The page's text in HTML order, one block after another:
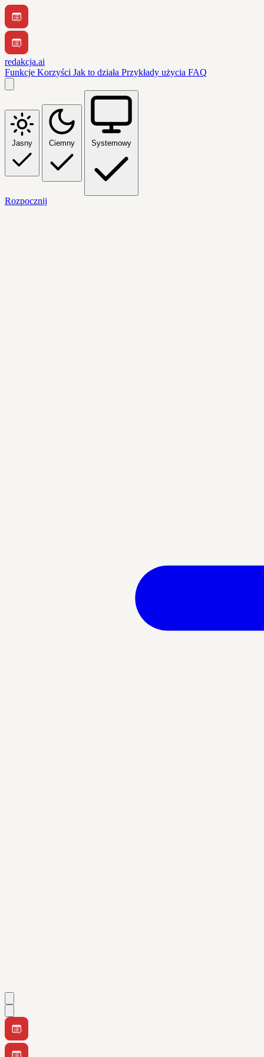
redakcja.ai
Funkcje Korzyści Jak to działa Przykłady użycia FAQ
Jasny Ciemny Systemowy
Rozpocznij